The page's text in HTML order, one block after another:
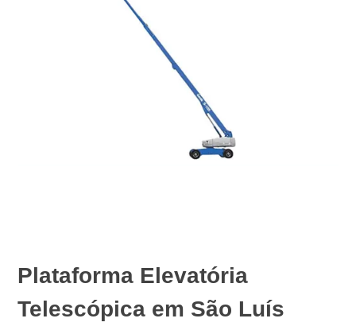
Plataforma Elevatória
Telescópica em São Luís